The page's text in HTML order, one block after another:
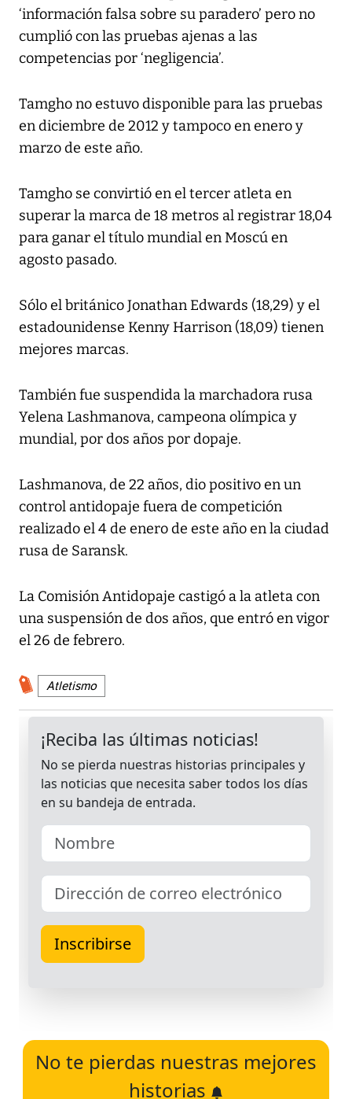
‘información falsa sobre su paradero’ pero no
cumplió con las pruebas ajenas a las
competencias por ‘negligencia’.
Tamgho no estuvo disponible para las pruebas
en diciembre de 2012 y tampoco en enero y
marzo de este año.
Tamgho se convirtió en el tercer atleta en
superar la marca de 18 metros al registrar 18,04
para ganar el título mundial en Moscú en
agosto pasado.
Sólo el británico Jonathan Edwards (18,29) y el
estadounidense Kenny Harrison (18,09) tienen
mejores marcas.
También fue suspendida la marchadora rusa
Yelena Lashmanova, campeona olímpica y
mundial, por dos años por dopaje.
Lashmanova, de 22 años, dio positivo en un
control antidopaje fuera de competición
realizado el 4 de enero de este año en la ciudad
rusa de Saransk.
La Comisión Antidopaje castigó a la atleta con
una suspensión de dos años, que entró en vigor
el 26 de febrero.
Atletismo
No te pierdas nuestras mejores
historias